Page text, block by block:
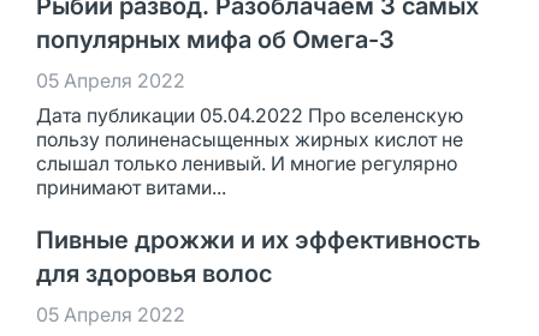
Рыбий развод. Разоблачаем 3 самых
популярных мифа об Омега-3
05 Апреля 2022
Дата публикации 05.04.2022 Про вселенскую
пользу полиненасыщенных жирных кислот не
слышал только ленивый. И многие регулярно
принимают витами...
Пивные дрожжи и их эффективность
для здоровья волос
05 Апреля 2022